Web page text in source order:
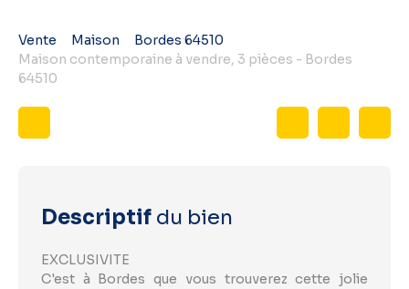
Vente Maison
Bordes 64510
Maison contemporaine à vendre, 3 pièces - Bordes
64510
Descriptif du bien
EXCLUSIVITE
C'est à Bordes que vous trouverez cette jolie